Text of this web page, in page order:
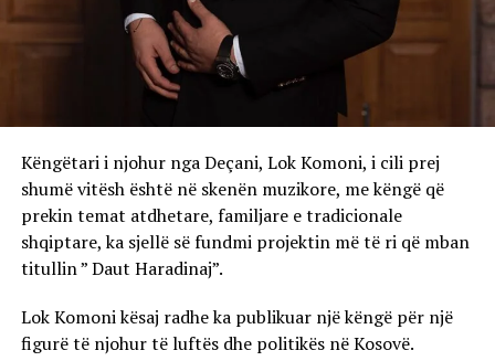
Këngëtari i njohur nga Deçani, Lok Komoni, i cili prej
shumë vitësh është në skenën muzikore, me këngë që
prekin temat atdhetare, familjare e tradicionale
shqiptare, ka sjellë së fundmi projektin më të ri që mban
titullin ” Daut Haradinaj”.
Lok Komoni kësaj radhe ka publikuar një këngë për një
figurë të njohur të luftës dhe politikës në Kosovë.